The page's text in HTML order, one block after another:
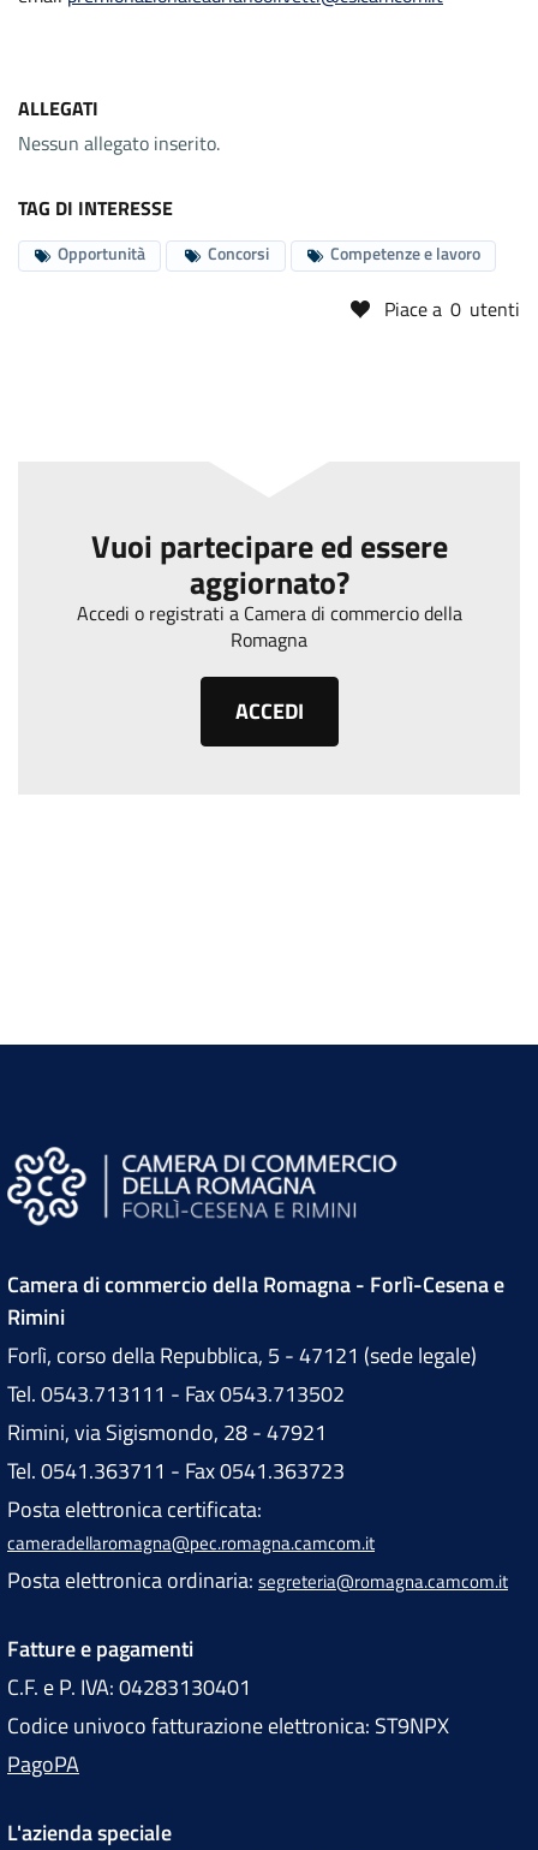
ALLEGATI
Nessun allegato inserito.
TAG DI INTERESSE
Opportunità Concorsi Competenze e lavoro
Piace a 0 utenti
Vuoi partecipare ed essere
aggiornato?
Accedi o registrati a Camera di commercio della
Romagna
ACCEDI
Camera di commercio della Romagna - Forlì-Cesena e
Rimini
Forlì, corso della Repubblica, 5 - 47121 (sede legale)
Tel. 0543.713111 - Fax 0543.713502
Rimini, via Sigismondo, 28 - 47921
Tel. 0541.363711 - Fax 0541.363723
Posta elettronica certificata:
cameradellaromagna@pec.romagna.camcom.it
Posta elettronica ordinaria: segreteria@romagna.camcom.it
Fatture e pagamenti
C.F. e P. IVA: 04283130401
Codice univoco fatturazione elettronica: ST9NPX
PagoPA
L'azienda speciale